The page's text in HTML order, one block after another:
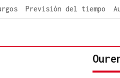
Previsión del tiempo